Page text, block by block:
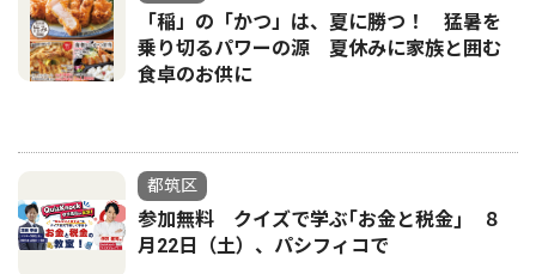
「稲」の「かつ」は、夏に勝つ！ 猛暑を
乗り切るパワーの源 夏休みに家族と囲む
食卓のお供に
都筑区
参加無料 クイズで学ぶ｢お金と税金｣ ８
月22日（土）、パシフィコで